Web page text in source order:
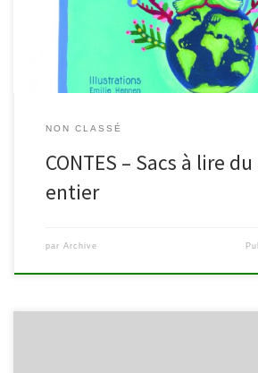
du fonds de Bpost pour l’alphabétisation
NON CLASSÉ
CONTES – Sacs à lire
entier
par Archive